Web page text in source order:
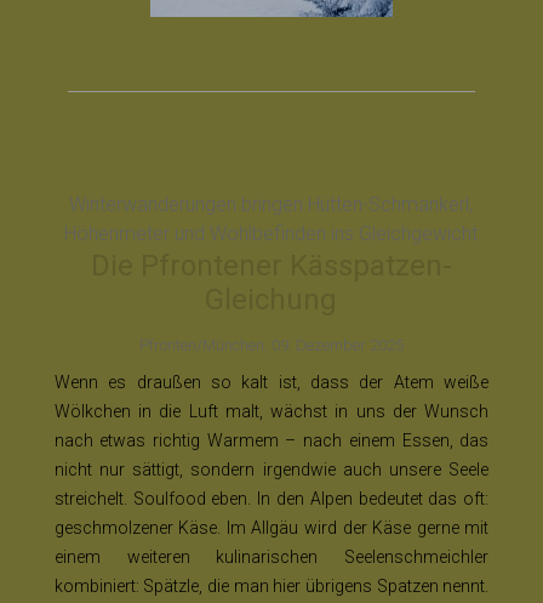
Winterwanderungen bringen Hütten-Schmankerl,
Höhenmeter und Wohlbefinden ins Gleichgewicht
Pfronten/München, 09. Dezember 2025
Wenn es draußen so kalt ist, dass der Atem weiße
Wölkchen in die Luft malt, wächst in uns der Wunsch
nach etwas richtig Warmem – nach einem Essen, das
nicht nur sättigt, sondern irgendwie auch unsere Seele
streichelt. Soulfood eben. In den Alpen bedeutet das oft:
geschmolzener Käse. Im Allgäu wird der Käse gerne mit
einem weiteren kulinarischen Seelenschmeichler
kombiniert: Spätzle, die man hier übrigens Spatzen nennt.